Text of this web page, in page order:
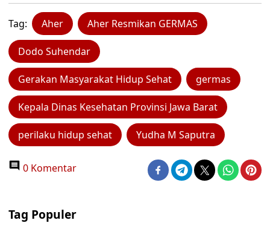
Tag: Aher Aher Resmikan GERMAS
Dodo Suhendar
Gerakan Masyarakat Hidup Sehat germas
Kepala Dinas Kesehatan Provinsi Jawa Barat
perilaku hidup sehat Yudha M Saputra
0 Komentar
Tag Populer